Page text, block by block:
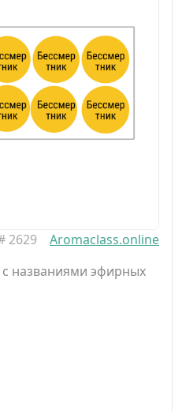
2629
Aromaclass.online
названиями эфирных